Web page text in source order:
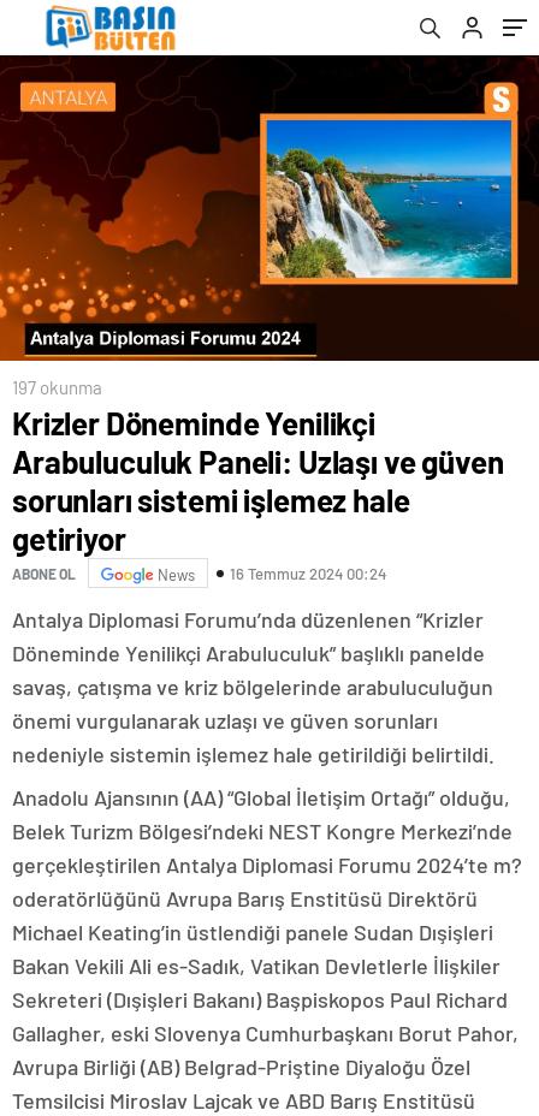
işlemez hale getiriyor
197 okunma
Krizler Döneminde Yenilikçi
Arabuluculuk Paneli: Uzlaşı ve güven
sorunları sistemi işlemez hale
getiriyor
ABONE OL News 16 Temmuz 2024 00:24
Antalya Diplomasi Forumu’nda düzenlenen “Krizler
Döneminde Yenilikçi Arabuluculuk” başlıklı panelde
savaş, çatışma ve kriz bölgelerinde arabuluculuğun
önemi vurgulanarak uzlaşı ve güven sorunları
nedeniyle sistemin işlemez hale getirildiği belirtildi.
Anadolu Ajansının (AA) “Global İletişim Ortağı” olduğu,
Belek Turizm Bölgesi’ndeki NEST Kongre Merkezi’nde
gerçekleştirilen Antalya Diplomasi Forumu 2024’te m?
oderatörlüğünü Avrupa Barış Enstitüsü Direktörü
Michael Keating’in üstlendiği panele Sudan Dışişleri
Bakan Vekili Ali es-Sadık, Vatikan Devletlerle İlişkiler
Sekreteri (Dışişleri Bakanı) Başpiskopos Paul Richard
Gallagher, eski Slovenya Cumhurbaşkanı Borut Pahor,
Avrupa Birliği (AB) Belgrad-Priştine Diyaloğu Özel
Temsilcisi Miroslav Lajcak ve ABD Barış Enstitüsü